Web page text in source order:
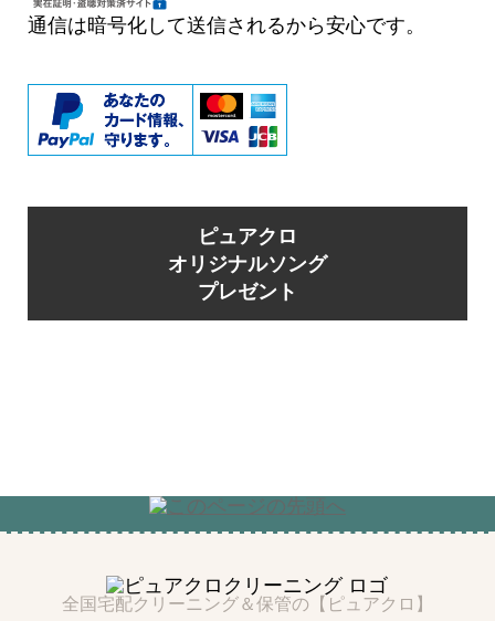
通信は暗号化して送信されるから安心です。
ピュアクロ
オリジナルソング
プレゼント
全国宅配クリーニング＆保管の【ピュアクロ】